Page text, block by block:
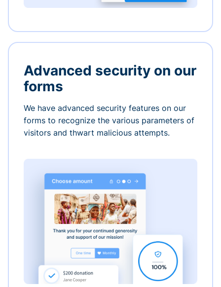
Advanced security on our
forms
We have advanced security features on our
forms to recognize the various parameters of
visitors and thwart malicious attempts.